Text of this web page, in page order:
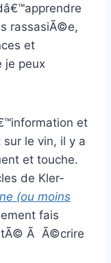
rassasiÃ©e,
et
je peux
et
le vin, il y a
et touche.
de Kler-
(ou moins
fais
Ã Ã©crire